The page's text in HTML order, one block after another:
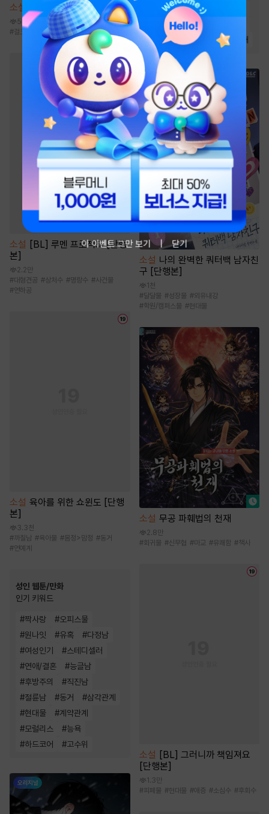
소설 몰락한 가문의 소저가 되다
58.7만
#걸크러시 #동양풍 #전생/환생 #능력녀
소설 [BL] 루멘 프로젝트 [단행
본]
2.2만
#대형견공 #상처수 #명랑수 #사건물
#연하공
소설 육아를 위한 쇼윈도 [단행
본]
3.3천
#까칠남 #육아물 # 몸정>맘정 #동거
#연예계
성인 웹툰/만화
인기 키워드
#짝사랑 #오피스물
#원나잇 #유혹 #다정남
#여성인기 #스테디셀러
#연애/결혼 #능글남
#후방주의 #직진남
#절륜남 #동거 #삼각관계
#현대물 #계약관계
#모럴리스 #능욕
#하드코어 #고수위
통쾌함 #전쟁물
회귀물 #시스템
# 경영/기업 #생존물 # 천재
소설 나의 완벽한 쿼터백 남자친
구 [단행본]
1천
#달달물 #성장물 #외유내강
#학원/캠퍼스물 #현대물
소설 무공 파훼법의 천재
2.8만
#회귀물 #신무협 #마교 #유쾌함 #책사
소설
[BL] 그러니까 책임져요
[단행본]
1.3만
#피폐물 #현대물 #애증 #소심수 #후회수
이 이벤트 그만 보기 닫기